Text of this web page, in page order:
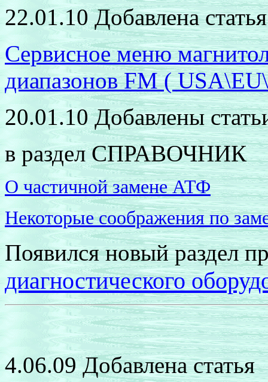
22.01.10Добавлена статья
Сервисное меню
диапазоновFM (
20.01.10Добавлены
в раздел СПРАВОЧНИК
О частичной замене АТФ
Некоторые соображения по
Появился новый раздел
диагностического
4.06.09 Добавлена статья